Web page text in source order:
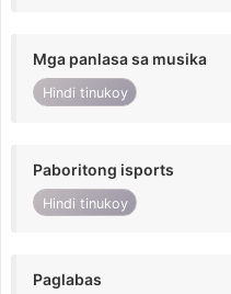
Mga panlasa sa musika
Hindi tinukoy
Paboritong isports
Hindi tinukoy
Paglabas